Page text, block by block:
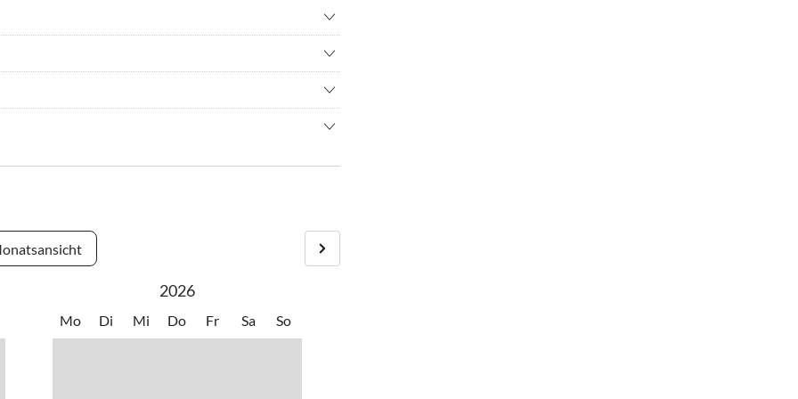
• Schifffahrt/Bootstour
um die Insel per Fahrrad ode
2026
Mo Di Mi Do Fr Sa So